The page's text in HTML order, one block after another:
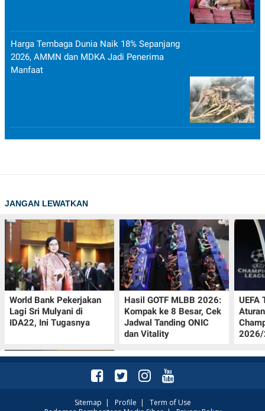
Harga Tembaga Dunia Naik 18% Sepanjang
2026, AMMN dan MDKA Jadi Penerima
Manfaat
JANGAN LEWATKAN
World Bank Pekerjakan
Lagi Sri Mulyani di
IDA22, Ini Tugasnya
Hasil GOTF MLBB 2026:
Kompak ke 8 Besar, Cek
Jadwal Tanding ONIC
dan Vitality
UEFA
2026/
Sitemap | Profile | Term of Use